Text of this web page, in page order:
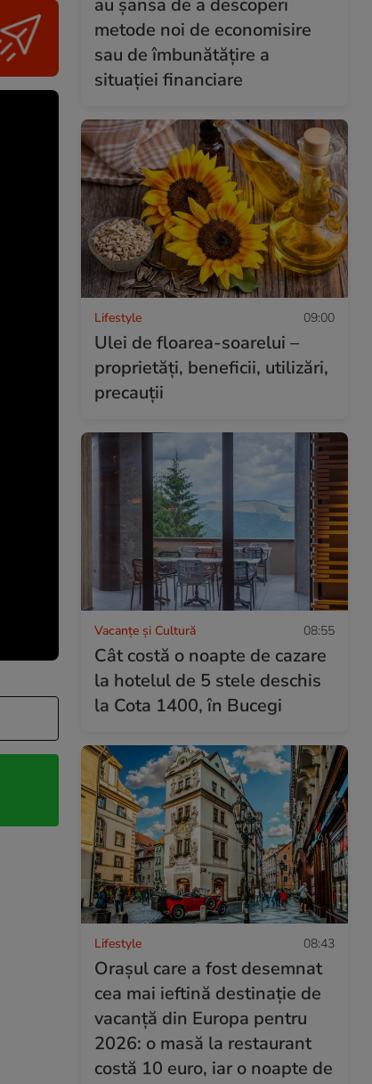
au șansa de a descoperi
metode noi de economisire
sau de îmbunătățire a
situației financiare
Lifestyle 09:00
Ulei de floarea-soarelui –
proprietăţi, beneficii, utilizări,
precauţii
Vacanțe și Cultură 08:55
Cât costă o noapte de cazare
la hotelul de 5 stele deschis
la Cota 1400, în Bucegi
Lifestyle 08:43
Orașul care a fost desemnat
cea mai ieftină destinație de
vacanță din Europa pentru
2026: o masă la restaurant
costă 10 euro, iar o noapte de